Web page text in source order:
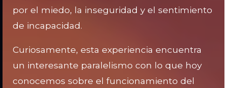
por el miedo, la inseguridad y el sentimiento
de incapacidad.
Curiosamente, esta experiencia encuentra
un interesante paralelismo con lo que hoy
conocemos sobre el funcionamiento del